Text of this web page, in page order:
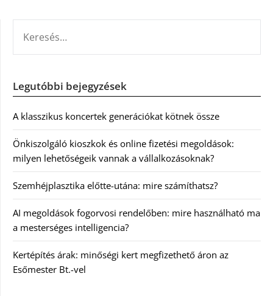
Legutóbbi bejegyzések
A klasszikus koncertek generációkat kötnek össze
Önkiszolgáló kioszkok és online fizetési megoldások:
milyen lehetőségeik vannak a vállalkozásoknak?
Szemhéjplasztika előtte-utána: mire számíthatsz?
AI megoldások fogorvosi rendelőben: mire használható ma
a mesterséges intelligencia?
Kertépítés árak: minőségi kert megfizethető áron az
Esőmester Bt.-vel